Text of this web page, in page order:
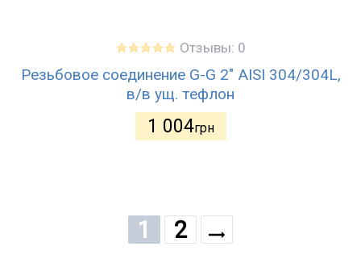
Отзывы: 0
Резьбовое соединение G-G 2" AISI 304/304L,
в/в ущ. тефлон
1 004грн
1 2